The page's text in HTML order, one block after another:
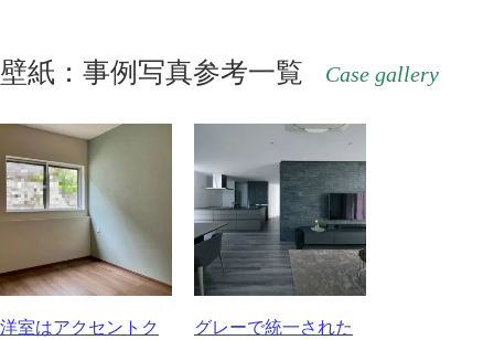
壁紙：事例写真参考一覧 Case gallery
洋室はアクセントク
グレーで統一された